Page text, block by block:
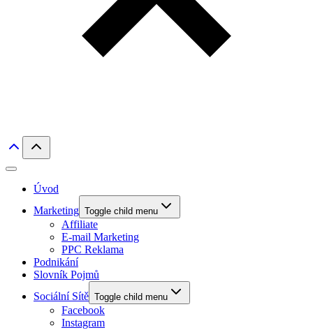
Úvod
Marketing Toggle child menu
Affiliate
E-mail Marketing
PPC Reklama
Podnikání
Slovník Pojmů
Sociální Sítě Toggle child menu
Facebook
Instagram